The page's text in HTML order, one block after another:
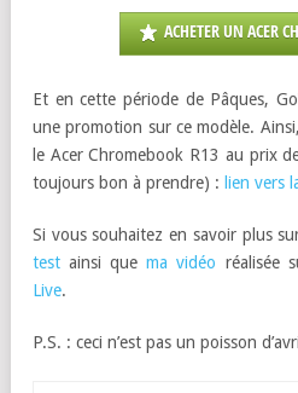
ACHETER UN ACER
Et en cette période de Pâques,
une promotion sur ce modèle.
le Acer Chromebook R13 au prix
toujours bon à prendre) : lien vers
Si vous souhaitez en savoir plus
test ainsi quema vidéo réalisée
Live.
P.S. : ceci n’est pas un poisson